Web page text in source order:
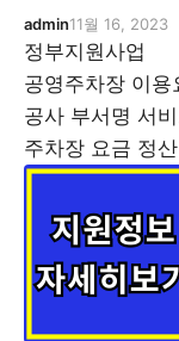
admin11월 16, 2023
정부지원사업
공영주차장 이
공사 부서명 서
주차장 요금 정